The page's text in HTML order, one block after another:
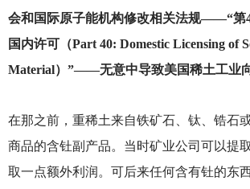
会和国际原子能机构修改相关法规——“第
国内许可（Part 40: Domestic Licensing of
Material）”——无意中导致美国稀土工业向
在那之前，重稀土来自铁矿石、钛、锆石
商品的含钍副产品。当时矿业公司可以提
取一点额外利润。可后来任何含有钍的东